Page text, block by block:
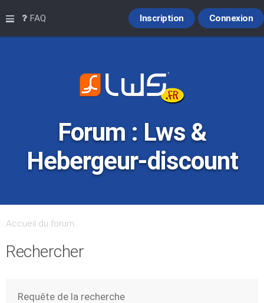
Raccourcis
FAQ Connexion
Inscription
Forum : Lws &
Hebergeur-discount
Accueil du forum
Rechercher
Requête de la recherche